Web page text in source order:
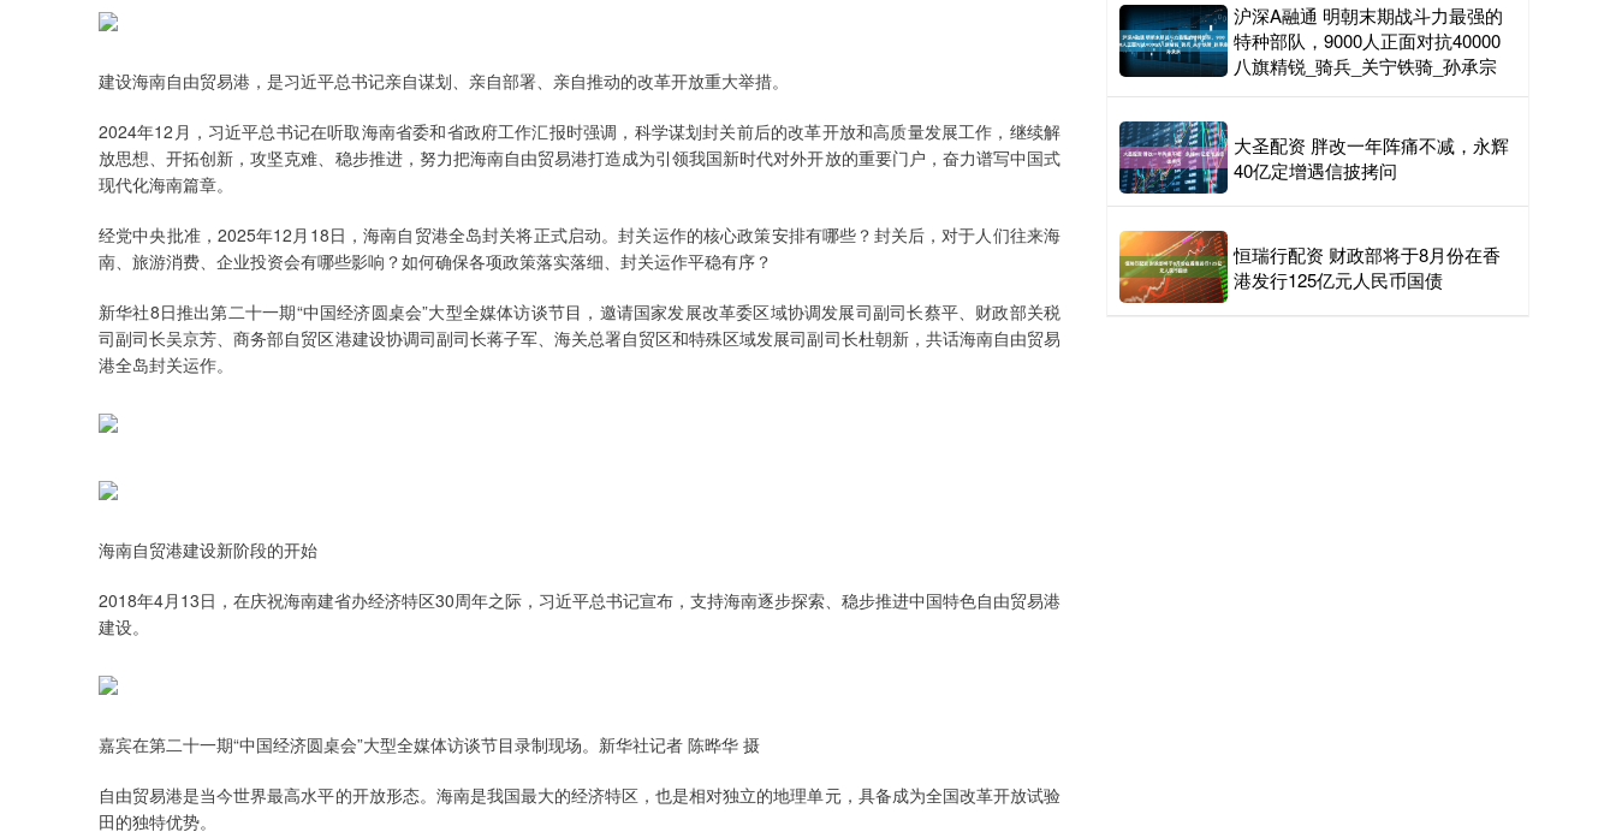
建设海南自由贸易港，是习近平总书记亲自谋划、亲自部署、亲自推动的改革开放重大举措。
2024年12月，习近平总书记在听取海南省委和省政府工作汇报时强调，科学谋划封关前后的改革开放和高质量发展工作，继续解
放思想、开拓创新，攻坚克难、稳步推进，努力把海南自由贸易港打造成为引领我国新时代对外开放的重要门户，奋力谱写中国式
现代化海南篇章。
经党中央批准，2025年12月18日，海南自贸港全岛封关将正式启动。封关运作的核心政策安排有哪些？封关后，对于人们往来海
南、旅游消费、企业投资会有哪些影响？如何确保各项政策落实落细、封关运作平稳有序？
新华社8日推出第二十一期“中国经济圆桌会”大型全媒体访谈节目，邀请国家发展改革委区域协调发展司副司长蔡平、财政部关税
司副司长吴京芳、商务部自贸区港建设协调司副司长蒋子军、海关总署自贸区和特殊区域发展司副司长杜朝新，共话海南自由贸易
港全岛封关运作。
海南自贸港建设新阶段的开始
2018年4月13日，在庆祝海南建省办经济特区30周年之际，习近平总书记宣布，支持海南逐步探索、稳步推进中国特色自由贸易港
建设。
嘉宾在第二十一期“中国经济圆桌会”大型全媒体访谈节目录制现场。新华社记者 陈晔华 摄
自由贸易港是当今世界最高水平的开放形态。海南是我国最大的经济特区，也是相对独立的地理单元，具备成为全国改革开放试验
田的独特优势。
沪深A融通 明朝末期战斗力最强的
特种部队，9000人正面对抗40000
八旗精锐_骑兵_关宁铁骑_孙承宗
大圣配资 胖改一年阵痛不减，永辉
40亿定增遇信披拷问
恒瑞行配资 财政部将于8月份在香
港发行125亿元人民币国债